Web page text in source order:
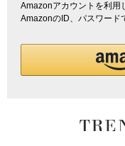
Amazonアカウントを利用
AmazonのID、パスワード